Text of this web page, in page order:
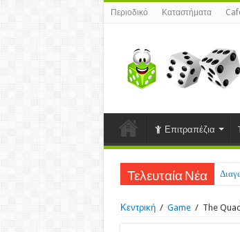
Περιοδικό Καταστήματα
Επιτραπέζια
Τελευταία Νέα
Κεντρική / Game / The